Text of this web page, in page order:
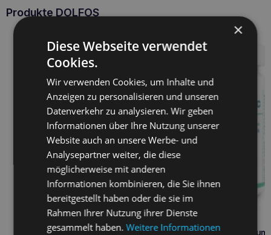
Produkte DOLFOS
DOLFOS Dolvit Probiotikum
×
Diese Webseite verwendet
Cookies.
Wir verwenden Cookies, um Inhalte und
Anzeigen zu personalisieren und unseren
Datenverkehr zu analysieren. Wir geben
Informationen über Ihre Nutzung unserer
Website auch an unsere Werbe- und
Analysepartner weiter, die diese
möglicherweise mit anderen
Informationen kombinieren, die Sie ihnen
bereitgestellt haben oder die sie im
Rahmen Ihrer Nutzung ihrer Dienste
gesammelt haben.Weitere Informationen